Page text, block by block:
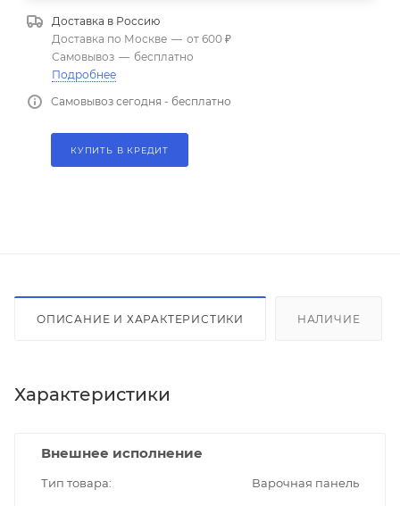
Доставка в Россию
Доставка по Москве — от 600 ₽
Самовывоз — бесплатно
Подробнее
Самовывоз сегодня - бесплатно
КУПИТЬ В КРЕДИТ
ОПИСАНИЕ И ХАРАКТЕРИСТИКИ НАЛИЧИЕ
Характеристики
Внешнее исполнение
Тип товара
Варочная панель